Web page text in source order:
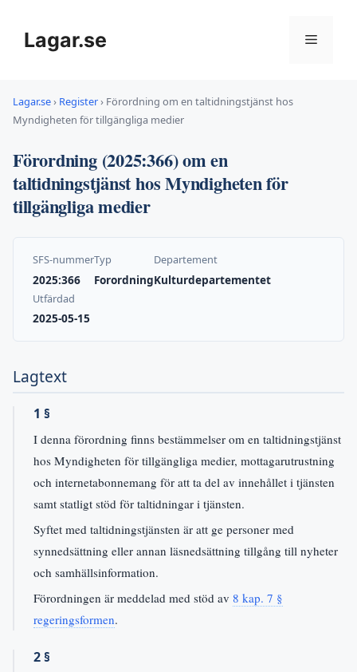
innehållLagar.se Meny
Lagar.se› Register› Förordning om en taltidningstjänst hos
Myndigheten för tillgängliga medier
Förordning (2025:366) om en
taltidningstjänst hos Myndigheten för
tillgängliga medier
SFS-nummer
2025:366
Typ
Forordning
Departement
Kulturdepartementet
Utfärdad
2025-05-15
Lagtext
1 §
I denna förordning finns bestämmelser om en taltidningstjänst
hos Myndigheten för tillgängliga medier, mottagarutrustning
och internetabonnemang för att ta del av innehållet i tjänsten
samt statligt stöd för taltidningar i tjänsten.
Syftet med taltidningstjänsten är att ge personer med
synnedsättning eller annan läsnedsättning tillgång till nyheter
och samhällsinformation.
Förordningen är meddelad med stöd av 8 kap. 7 §
regeringsformen.
2 §